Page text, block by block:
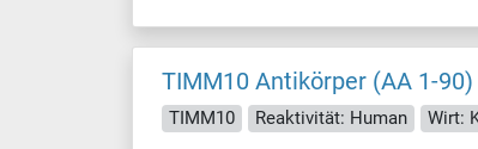
TIMM10 Antikörper (AA 1-90)
TIMM10 Reaktivität: Human Wirt: